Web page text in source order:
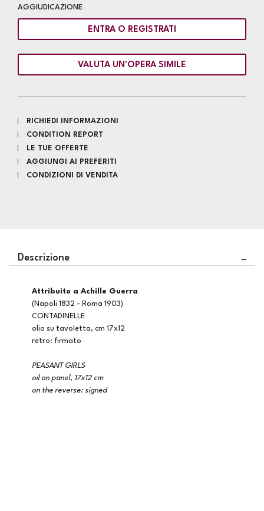
AGGIUDICAZIONE
ENTRA O REGISTRATI
VALUTA UN'OPERA SIMILE
RICHIEDI INFORMAZIONI
CONDITION REPORT
LE TUE OFFERTE
AGGIUNGI AI PREFERITI
CONDIZIONI DI VENDITA
Descrizione
attribuito a Achille Guerra
(Napoli 1832 - Roma 1903)
CONTADINELLE
olio su tavoletta, cm 17x12
retro: firmato
PEASANT GIRLS
oil on panel, 17x12 cm
on the reverse: signed